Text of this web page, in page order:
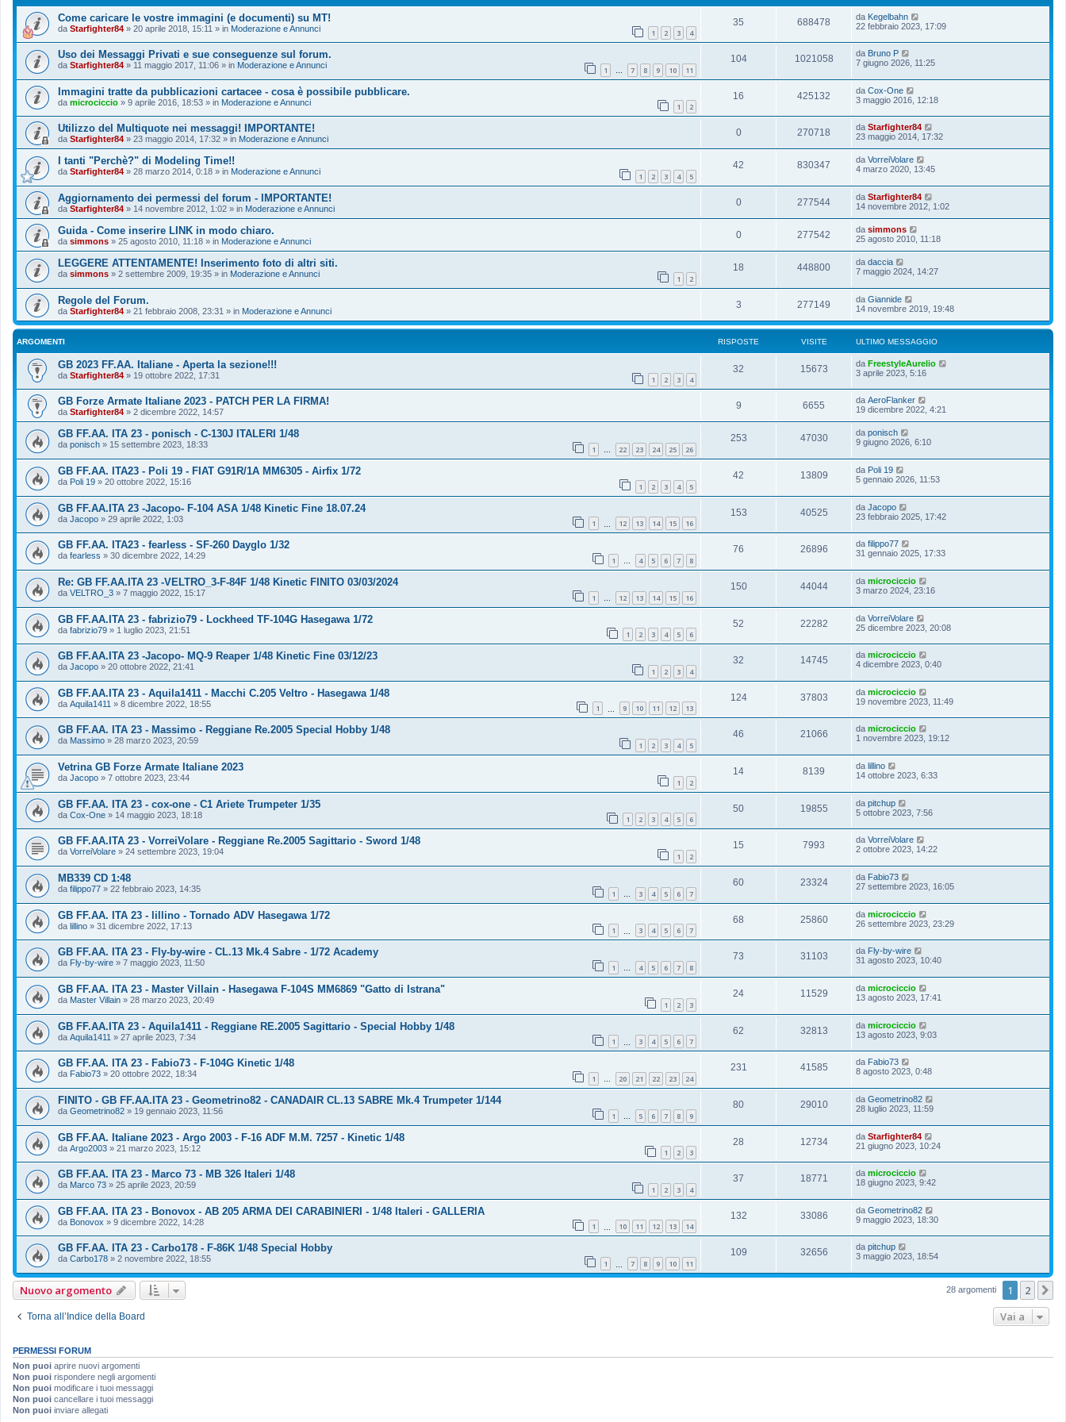
Come caricare le vostre immagini (e documenti) su MT!
da Starfighter84 » 20 aprile 2018, 15:11 » in Moderazione e Annunci 1 2 3 4
35 688478 da Kegelbahn
22 febbraio 2023, 17:09
Uso dei Messaggi Privati e sue conseguenze sul forum.
da Starfighter84 » 11 maggio 2017, 11:06 » in Moderazione e Annunci 1 … 7 8 9 10 11
104 1021058 da Bruno P
7 giugno 2026, 11:25
Immagini tratte da pubblicazioni cartacee - cosa è possibile pubblicare.
da microciccio » 9 aprile 2016, 18:53 » in Moderazione e Annunci 1 2
16 425132 da Cox-One
3 maggio 2016, 12:18
Utilizzo del Multiquote nei messaggi! IMPORTANTE!
da Starfighter84 » 23 maggio 2014, 17:32 » in Moderazione e Annunci
0 270718 da Starfighter84
23 maggio 2014, 17:32
I tanti "Perchè?" di Modeling Time!!
da Starfighter84 » 28 marzo 2014, 0:18 » in Moderazione e Annunci 1 2 3 4 5
42 830347 da VorreiVolare
4 marzo 2020, 13:45
Aggiornamento dei permessi del forum - IMPORTANTE!
da Starfighter84 » 14 novembre 2012, 1:02 » in Moderazione e Annunci
0 277544 da Starfighter84
14 novembre 2012, 1:02
Guida - Come inserire LINK in modo chiaro.
da simmons » 25 agosto 2010, 11:18 » in Moderazione e Annunci
0 277542 da simmons
25 agosto 2010, 11:18
LEGGERE ATTENTAMENTE! Inserimento foto di altri siti.
da simmons » 2 settembre 2009, 19:35 » in Moderazione e Annunci 1 2
18 448800 da daccia
7 maggio 2024, 14:27
Regole del Forum.
da Starfighter84 » 21 febbraio 2008, 23:31 » in Moderazione e Annunci
3 277149 da Giannide
14 novembre 2019, 19:48
ARGOMENTI RISPOSTE VISITE ULTIMO MESSAGGIO
GB 2023 FF.AA. Italiane - Aperta la sezione!!!
da Starfighter84 » 19 ottobre 2022, 17:31 1 2 3 4
32 15673 da FreestyleAurelio
3 aprile 2023, 5:16
GB Forze Armate Italiane 2023 - PATCH PER LA FIRMA!
da Starfighter84 » 2 dicembre 2022, 14:57
9 6655 da AeroFlanker
19 dicembre 2022, 4:21
GB FF.AA. ITA 23 - ponisch - C-130J ITALERI 1/48
da ponisch » 15 settembre 2023, 18:33 1 … 22 23 24 25 26
253 47030 da ponisch
9 giugno 2026, 6:10
GB FF.AA. ITA23 - Poli 19 - FIAT G91R/1A MM6305 - Airfix 1/72
da Poli 19 » 20 ottobre 2022, 15:16 1 2 3 4 5
42 13809 da Poli 19
5 gennaio 2026, 11:53
GB FF.AA.ITA 23 -Jacopo- F-104 ASA 1/48 Kinetic Fine 18.07.24
da Jacopo » 29 aprile 2022, 1:03 1 12 13 14 15 16
153 40525 da Jacopo
23 febbraio 2025, 17:42
GB FF.AA. ITA23 - fearless - SF-260 Dayglo 1/32
da fearless » 30 dicembre 2022, 14:29 1 … 4 5 6 7 8
76 26896 da filippo77
31 gennaio 2025, 17:33
Re: GB FF.AA.ITA 23 -VELTRO_3-F-84F 1/48 Kinetic FINITO 03/03/2024
da VELTRO_3 » 7 maggio 2022, 15:17 1 … 12 13 14 15 16
150 44044 da microciccio
3 marzo 2024, 23:16
GB FF.AA.ITA 23 - fabrizio79 - Lockheed TF-104G Hasegawa 1/72
da fabrizio79 » 1 luglio 2023, 21:51 1 2 3 4 5 6
52 22282 da VorreiVolare
25 dicembre 2023, 20:08
GB FF.AA.ITA 23 -Jacopo- MQ-9 Reaper 1/48 Kinetic Fine 03/12/23
da Jacopo » 20 ottobre 2022, 21:41 1 2 3 4
32 14745 da microciccio
4 dicembre 2023, 0:40
GB FF.AA.ITA 23 - Aquila1411 - Macchi C.205 Veltro - Hasegawa 1/48
da Aquila1411 » 8 dicembre 2022, 18:55 1 9 10 11 12 13
124 37803 da microciccio
19 novembre 2023, 11:49
GB FF.AA. ITA 23 - Massimo - Reggiane Re.2005 Special Hobby 1/48
da Massimo » 28 marzo 2023, 20:59 1 2 3 4 5
46 21066 da microciccio
1 novembre 2023, 19:12
Vetrina GB Forze Armate Italiane 2023
da Jacopo » 7 ottobre 2023, 23:44 1 2
14 8139 da lillino
14 ottobre 2023, 6:33
GB FF.AA. ITA 23 - cox-one - C1 Ariete Trumpeter 1/35
da Cox-One » 14 maggio 2023, 18:18 1 2 3 4 5 6
50 19855 da pitchup
5 ottobre 2023, 7:56
GB FF.AA.ITA 23 - VorreiVolare - Reggiane Re.2005 Sagittario - Sword 1/48
da VorreiVolare » 24 settembre 2023, 19:04 1 2
15 7993 da VorreiVolare
2 ottobre 2023, 14:22
MB339 CD 1:48
da filippo77 » 22 febbraio 2023, 14:35 1 … 3 4 5 6 7
60 23324 da Fabio73
27 settembre 2023, 16:05
GB FF.AA. ITA 23 - lillino - Tornado ADV Hasegawa 1/72
da lillino » 31 dicembre 2022, 17:13 1 3 4 5 6 7
68 25860 da microciccio
26 settembre 2023, 23:29
GB FF.AA. ITA 23 - Fly-by-wire - CL.13 Mk.4 Sabre - 1/72 Academy
da Fly-by-wire » 7 maggio 2023, 11:50 1 … 4 5 6 7 8
73 31103 da Fly-by-wire
31 agosto 2023, 10:40
GB FF.AA. ITA 23 - Master Villain - Hasegawa F-104S MM6869 "Gatto di Istrana"
da Master Villain » 28 marzo 2023, 20:49 1 2 3
24 11529 da microciccio
13 agosto 2023, 17:41
GB FF.AA.ITA 23 - Aquila1411 - Reggiane RE.2005 Sagittario - Special Hobby 1/48
da Aquila1411 » 27 aprile 2023, 7:34 1 3 4 5 6 7
62 32813 da microciccio
13 agosto 2023, 9:03
GB FF.AA. ITA 23 - Fabio73 - F-104G Kinetic 1/48
da Fabio73 » 20 ottobre 2022, 18:34 1 … 20 21 22 23 24
231 41585 da Fabio73
8 agosto 2023, 0:48
FINITO - GB FF.AA.ITA 23 - Geometrino82 - CANADAIR CL.13 SABRE Mk.4 Trumpeter 1/144
da Geometrino82 » 19 gennaio 2023, 11:56 1 5 6 7 8 9
80 29010 da Geometrino82
28 luglio 2023, 11:59
GB FF.AA. Italiane 2023 - Argo 2003 - F-16 ADF M.M. 7257 - Kinetic 1/48
da Argo2003 » 21 marzo 2023, 15:12 1 2 3
28 12734 da Starfighter84
21 giugno 2023, 10:24
GB FF.AA. ITA 23 - Marco 73 - MB 326 Italeri 1/48
da Marco 73 » 25 aprile 2023, 20:59 1 2 3 4
37 18771 da microciccio
18 giugno 2023, 9:42
GB FF.AA. ITA 23 - Bonovox - AB 205 ARMA DEI CARABINIERI - 1/48 Italeri - GALLERIA
da Bonovox » 9 dicembre 2022, 14:28 1 10 11 12 13 14
132 33086 da Geometrino82
9 maggio 2023, 18:30
GB FF.AA. ITA 23 - Carbo178 - F-86K 1/48 Special Hobby
da Carbo178 » 2 novembre 2022, 18:55 1 7 8 9 10 11
109 32656 da pitchup
3 maggio 2023, 18:54
Nuovo argomento 28 argomenti 1 2
Torna all’Indice della Board Vai a
PERMESSI FORUM
Non puoi aprire nuovi argomenti
Non puoi rispondere negli argomenti
Non puoi modificare i tuoi messaggi
Non puoi cancellare i tuoi messaggi
Non puoi inviare allegati